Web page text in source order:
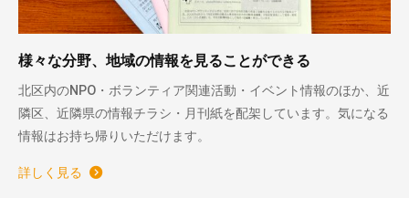
様々な分野、地域の情報を見ることができる
北区内のNPO・ボランティア関連活動・イベント情報のほか、近
隣区、近隣県の情報チラシ・月刊紙を配架しています。気になる
情報はお持ち帰りいただけます。
詳しく見る